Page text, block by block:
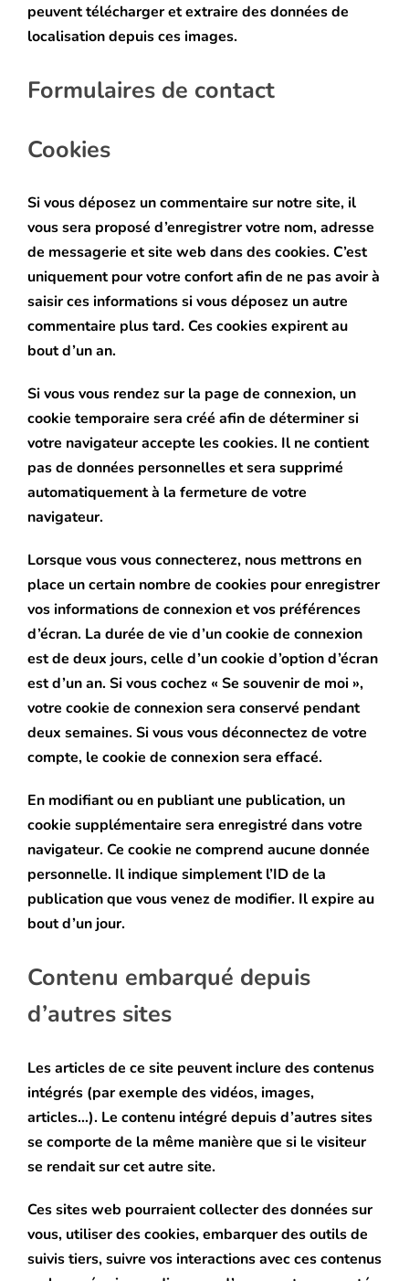
peuvent télécharger et extraire des données de
localisation depuis ces images.
Formulaires de contact
Cookies
Si vous déposez un commentaire sur notre site, il
vous sera proposé d’enregistrer votre nom, adresse
de messagerie et site web dans des cookies. C’est
uniquement pour votre confort afin de ne pas avoir à
saisir ces informations si vous déposez un autre
commentaire plus tard. Ces cookies expirent au
bout d’un an.
Si vous vous rendez sur la page de connexion, un
cookie temporaire sera créé afin de déterminer si
votre navigateur accepte les cookies. Il ne contient
pas de données personnelles et sera supprimé
automatiquement à la fermeture de votre
navigateur.
Lorsque vous vous connecterez, nous mettrons en
place un certain nombre de cookies pour enregistrer
vos informations de connexion et vos préférences
d’écran. La durée de vie d’un cookie de connexion
est de deux jours, celle d’un cookie d’option d’écran
est d’un an. Si vous cochez « Se souvenir de moi »,
votre cookie de connexion sera conservé pendant
deux semaines. Si vous vous déconnectez de votre
compte, le cookie de connexion sera effacé.
En modifiant ou en publiant une publication, un
cookie supplémentaire sera enregistré dans votre
navigateur. Ce cookie ne comprend aucune donnée
personnelle. Il indique simplement l’ID de la
publication que vous venez de modifier. Il expire au
bout d’un jour.
Contenu embarqué depuis
d’autres sites
Les articles de ce site peuvent inclure des contenus
intégrés (par exemple des vidéos, images,
articles…). Le contenu intégré depuis d’autres sites
se comporte de la même manière que si le visiteur
se rendait sur cet autre site.
Ces sites web pourraient collecter des données sur
vous, utiliser des cookies, embarquer des outils de
suivis tiers, suivre vos interactions avec ces contenus